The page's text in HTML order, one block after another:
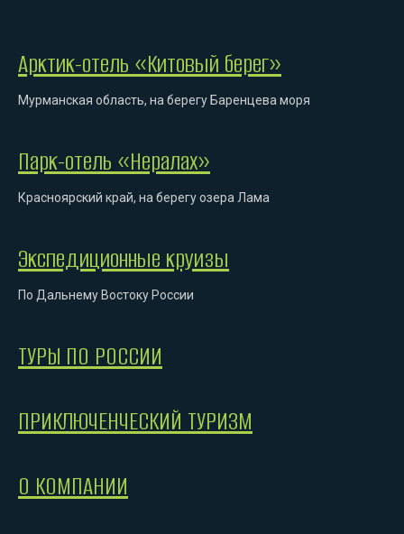
Арктик-отель «Китовый берег»
Мурманская область, на берегу Баренцева моря
Парк-отель «Нералах»
Красноярский край, на берегу озера Лама
Экспедиционные круизы
По Дальнему Востоку России
ТУРЫ ПО РОССИИ
ПРИКЛЮЧЕНЧЕСКИЙ ТУРИЗМ
О КОМПАНИИ